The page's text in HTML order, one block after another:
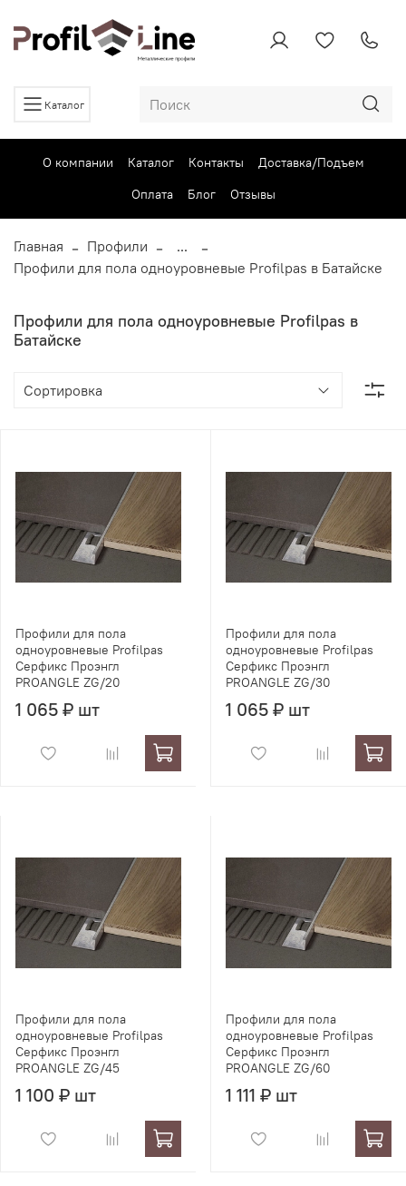
Каталог
О компании Каталог Контакты
Доставка/Подъем
Оплата
Блог Отзывы
Главная Профили
...
Профили для пола одноуровневые Profilpas в Батайске
Профили для пола одноуровневые Profilpas в
Батайске
Профили для пола
одноуровневые Profilpas
Серфикс Проэнгл
PROANGLE ZG/20
1 065 ₽ шт
Профили для пола
одноуровневые Profilpas
Серфикс Проэнгл
PROANGLE ZG/30
1 065 ₽ шт
Профили для пола
одноуровневые Profilpas
Серфикс Проэнгл
PROANGLE ZG/45
1 100 ₽ шт
Профили для пола
одноуровневые Profilpas
Серфикс Проэнгл
PROANGLE ZG/60
1 111 ₽ шт